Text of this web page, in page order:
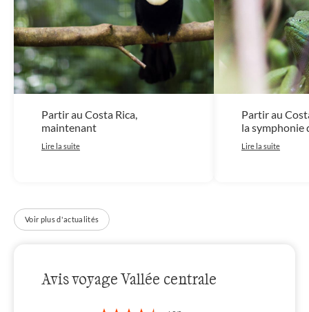
Partir au Costa Rica,
maintenant
Lire la suite
Partir au
la symphonie
Lire la suite
Voir plus d'actualités
Avis voyage Vallée centrale